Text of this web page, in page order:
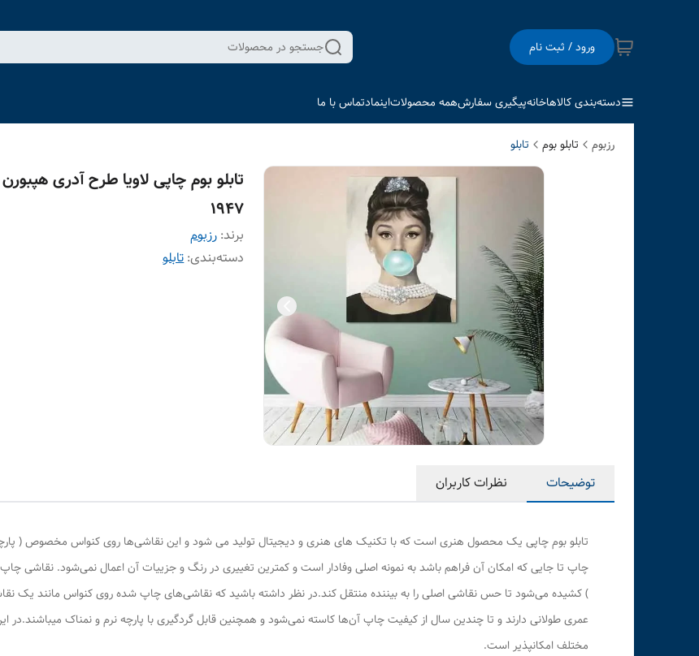
ورود / ثبت نام جستجو در محصولات
دسته‌بندی کالاهاخانهپیگیری سفارشهمه محصولاتاینمادتماس با ما
رزبوم تابلو بوم تابلو
1947
برند: رزبوم
دسته‌بندی:تابلو
توضیحات نظرات کاربران
تابلو بوم چاپی یک محصول هنری است که با تکنیک های هنری و دیجیتال تولید می شود و این نقاشی‌ها روی کنواس مخصوص (
چاپ تا جایی که امکان آن فراهم باشد به نمونه اصلی وفادار است و کمترین تغییری در رنگ و جزییات آن اعمال نمی‌شود.
) کشیده می‌شود تا حس نقاشی اصلی را به بیننده منتقل کند.در نظر داشته باشید که نقاشی‌های چاپ شده روی کنواس مانند یک
عمری طولانی دارند و تا چندین سال از کیفیت چاپ آن‌ها کاسته نمی‌شود و همچنین قابل گردگیری با پارچه نرم و نمناک
مختلف امکانپذیر است.